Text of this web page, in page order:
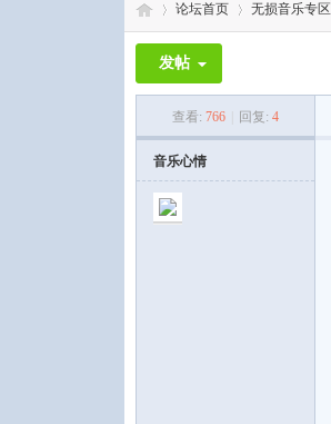
论坛首页 无损音乐专区
发帖
查看: 766 回复: 4
音乐心情